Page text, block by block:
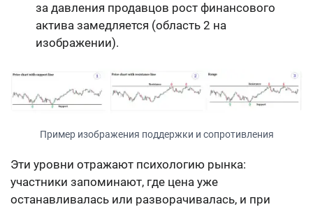
за давления продавцов рост финансового
актива замедляется (область 2 на
изображении).
Пример изображения поддержки и сопротивления
Эти уровни отражают психологию рынка:
участники запоминают, где цена уже
останавливалась или разворачивалась, и при